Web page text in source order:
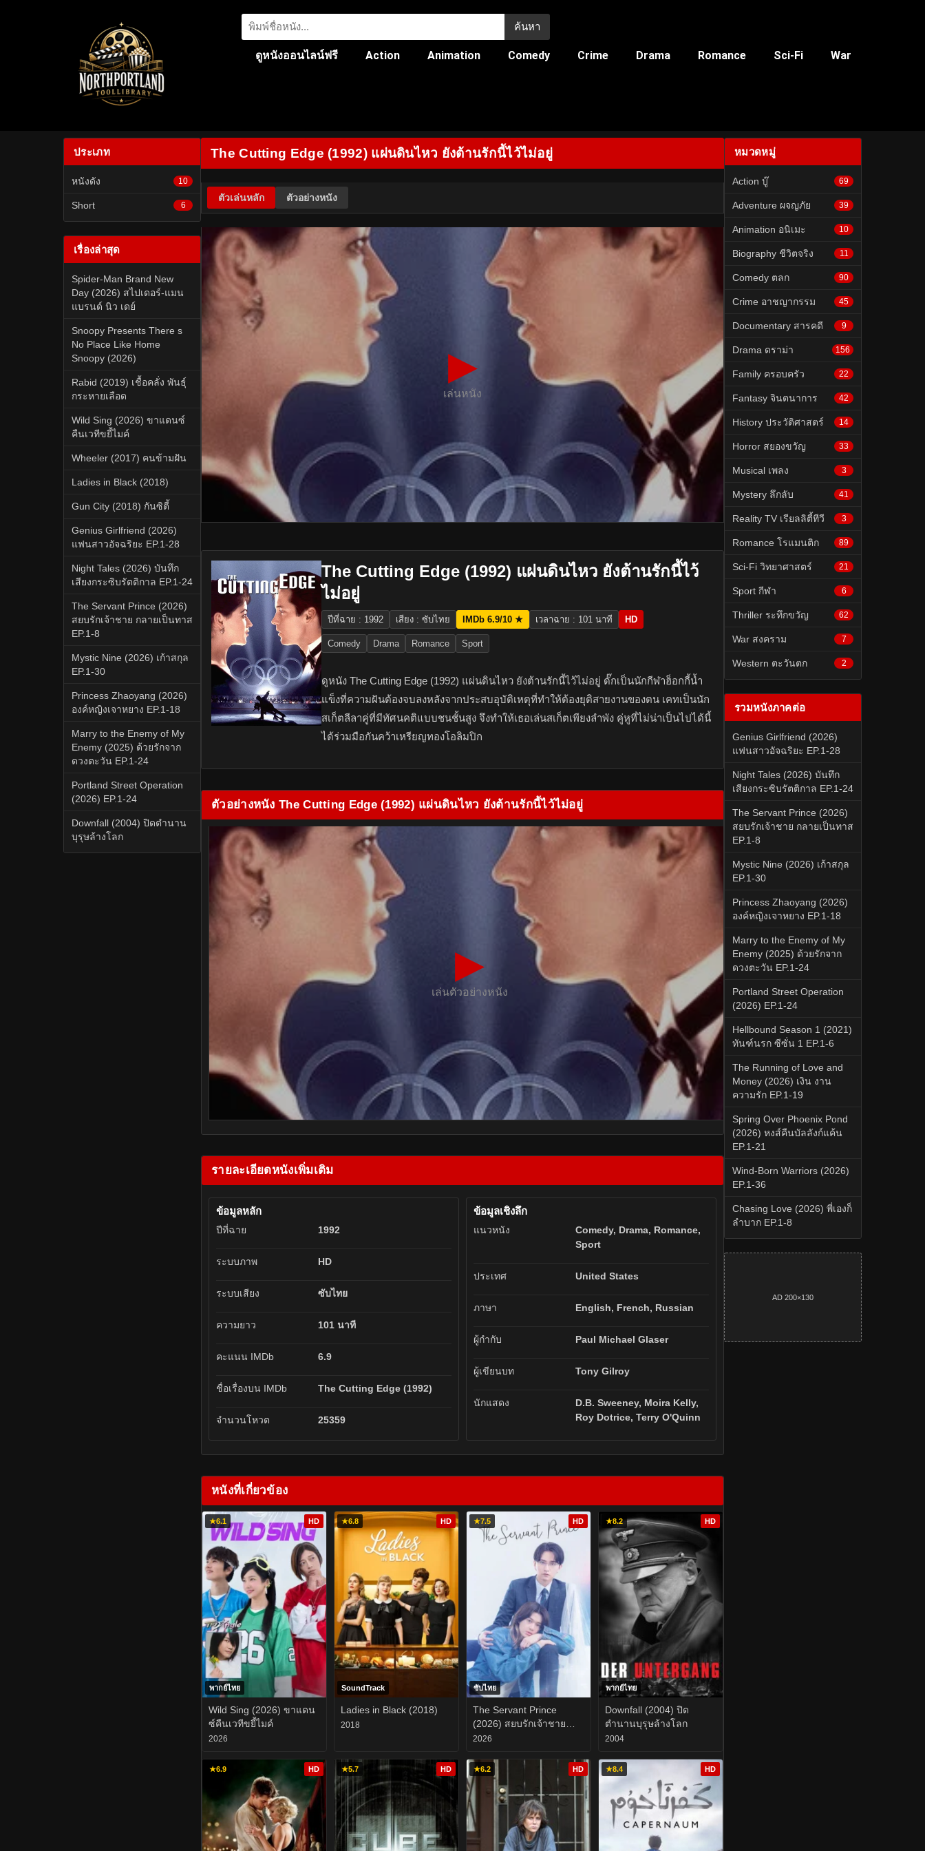
ค้นหา
ดูหนังออนไลน์ฟรี Action Animation Comedy Crime Drama Romance Sci-Fi War
ประเภท
หนังดัง 10
Short 6
เรื่องล่าสุด
Spider-Man Brand New
Day (2026) สไปเดอร์-แมน
แบรนด์ นิว เดย์
Snoopy Presents There s
No Place Like Home
Snoopy (2026)
Rabid (2019) เชื้อคลั่ง พันธุ์
กระหายเลือด
Wild Sing (2026) ขาแดนซ์
คืนเวทีขยี้ไมค์
Wheeler (2017) คนข้ามฝัน
Ladies in Black (2018)
Gun City (2018) กันซิตี้
Genius Girlfriend (2026)
แฟนสาวอัจฉริยะ EP.1-28
Night Tales (2026) บันทึก
เสียงกระซิบรัตติกาล EP.1-24
The Servant Prince (2026)
สยบรักเจ้าชาย กลายเป็นทาส
EP.1-8
Mystic Nine (2026) เก้าสกุล
EP.1-30
Princess Zhaoyang (2026)
องค์หญิงเจาหยาง EP.1-18
Marry to the Enemy of My
Enemy (2025) ด้วยรักจาก
ดวงตะวัน EP.1-24
Portland Street Operation
(2026) EP.1-24
Downfall (2004) ปิดตำนาน
บุรุษล้างโลก
The Cutting Edge (1992) แผ่นดินไหว ยังต้านรักนี้ไว้ไม่อยู่
ตัวเล่นหลัก ตัวอย่างหนัง
▶
เล่นหนัง
The Cutting Edge (1992) แผ่นดินไหว ยังต้านรักนี้ไว้
ไม่อยู่
ปีที่ฉาย : 1992 เสียง : ซับไทย IMDb 6.9/10 ★ เวลาฉาย : 101 นาที HD
Comedy Drama Romance Sport
ดูหนัง The Cutting Edge (1992) แผ่นดินไหว ยังต้านรักนี้ไว้ไม่อยู่ ดั๊กเป็นนักกีฬาฮ็อกกี้น้ำ
แข็งที่ความฝันต้องจบลงหลังจากประสบอุบัติเหตุที่ทำให้ต้องยุติสายงานของตน เคทเป็นนัก
สเก็ตลีลาคู่ที่มีทัศนคติแบบชนชั้นสูง จึงทำให้เธอเล่นสเก็ตเพียงลำพัง คู่หูที่ไม่น่าเป็นไปได้นี้
ได้ร่วมมือกันคว้าเหรียญทองโอลิมปิก
ตัวอย่างหนัง The Cutting Edge (1992) แผ่นดินไหว ยังต้านรักนี้ไว้ไม่อยู่
▶
เล่นตัวอย่างหนัง
รายละเอียดหนังเพิ่มเติม
ข้อมูลหลัก
ปีที่ฉาย 1992
ระบบภาพ HD
ระบบเสียง ซับไทย
ความยาว 101 นาที
คะแนน IMDb 6.9
ชื่อเรื่องบน IMDb The Cutting Edge (1992)
จำนวนโหวต 25359
ข้อมูลเชิงลึก
แนวหนัง
Comedy, Drama, Romance,
Sport
ประเทศ United States
ภาษา English, French, Russian
ผู้กำกับ Paul Michael Glaser
ผู้เขียนบท Tony Gilroy
นักแสดง
D.B. Sweeney, Moira Kelly,
Roy Dotrice, Terry O'Quinn
หนังที่เกี่ยวข้อง
★6.1 HD
พากย์ไทย
Wild Sing (2026) ขาแดน
ซ์คืนเวทีขยี้ไมค์
2026
★6.8 HD
SoundTrack
Ladies in Black (2018)
2018
★7.5 HD
ซับไทย
The Servant Prince
(2026) สยบรักเจ้าชาย
กลายเป็นทาส EP.1-8
2026
★8.2 HD
พากย์ไทย
Downfall (2004) ปิด
ตำนานบุรุษล้างโลก
2004
★6.9 HD ★5.7 HD ★6.2 HD ★8.4 HD
หมวดหมู่
Action บู๊ 69
Adventure ผจญภัย 39
Animation อนิเมะ 10
Biography ชีวิตจริง 11
Comedy ตลก 90
Crime อาชญากรรม 45
Documentary สารคดี 9
Drama ดราม่า 156
Family ครอบครัว 22
Fantasy จินตนาการ 42
History ประวัติศาสตร์ 14
Horror สยองขวัญ 33
Musical เพลง 3
Mystery ลึกลับ 41
Reality TV เรียลลิตี้ทีวี 3
Romance โรแมนติก 89
Sci-Fi วิทยาศาสตร์ 21
Sport กีฬา 6
Thriller ระทึกขวัญ 62
War สงคราม 7
Western ตะวันตก 2
รวมหนังภาคต่อ
Genius Girlfriend (2026)
แฟนสาวอัจฉริยะ EP.1-28
Night Tales (2026) บันทึก
เสียงกระซิบรัตติกาล EP.1-24
The Servant Prince (2026)
สยบรักเจ้าชาย กลายเป็นทาส
EP.1-8
Mystic Nine (2026) เก้าสกุล
EP.1-30
Princess Zhaoyang (2026)
องค์หญิงเจาหยาง EP.1-18
Marry to the Enemy of My
Enemy (2025) ด้วยรักจาก
ดวงตะวัน EP.1-24
Portland Street Operation
(2026) EP.1-24
Hellbound Season 1 (2021)
ทันฑ์นรก ซีซั่น 1 EP.1-6
The Running of Love and
Money (2026) เงิน งาน
ความรัก EP.1-19
Spring Over Phoenix Pond
(2026) หงส์คืนบัลลังก์แค้น
EP.1-21
Wind-Born Warriors (2026)
EP.1-36
Chasing Love (2026) พี่เองก็
ลำบาก EP.1-8
AD 200×130